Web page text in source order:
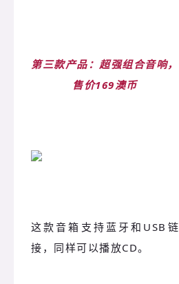
第三款产品：超强组合音响，
售价169澳币
这款音箱支持蓝牙和USB链
接，同样可以播放CD。